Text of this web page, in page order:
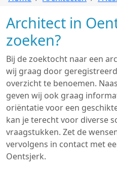
Architect in
zoeken?
Bij de zoektocht naar een
wij graag door
overzicht te benoemen.
geven wij ook graag
oriëntatie voor een
kan je terecht voor diverse
vraagstukken. Zet de
vervolgens in contact met
Oentsjerk.